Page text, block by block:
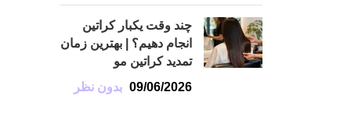
چند وقت یکبار کراتین
انجام دهیم؟ | بهترین زمان
تمدید کراتین مو
09/06/2026 بدون نظر